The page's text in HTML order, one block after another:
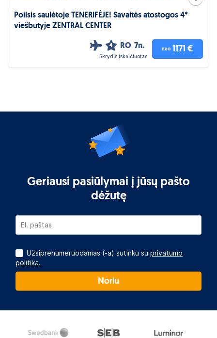
Poilsis saulėtoje TENERIFĖJE! Savaitės atostogos 4*
viešbutyje ZENTRAL CENTER
4 RO 7n.
Skrydis įskaičiuotas
nuo 1171 €
Geriausi pasiūlymai į jūsų pašto
dėžutę
Užsiprenumeruodamas (-a) sutinku su privatumo
politika.
Noriu